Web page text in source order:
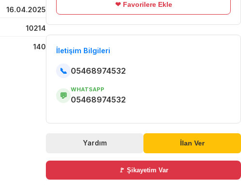
16.04.2025
10214
140
❤ Favorilere Ekle
İletişim Bilgileri
📞 05468974532
💬
WHATSAPP
05468974532
Yardım İlan Ver
🚩 Şikayetim Var